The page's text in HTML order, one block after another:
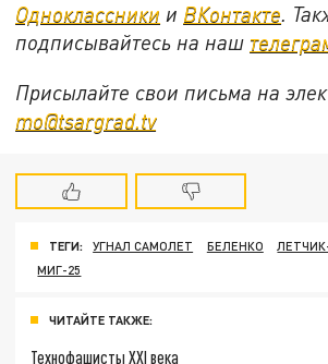
Одноклассники и ВКонтакте.
подписывайтесь на наш
Присылайте свои письма на
mo@tsargrad.tv
ТЕГИ: УГНАЛ САМОЛЕТ БЕЛЕНКО
МИГ-25
ЧИТАЙТЕ ТАКЖЕ:
Технофашисты XXI века